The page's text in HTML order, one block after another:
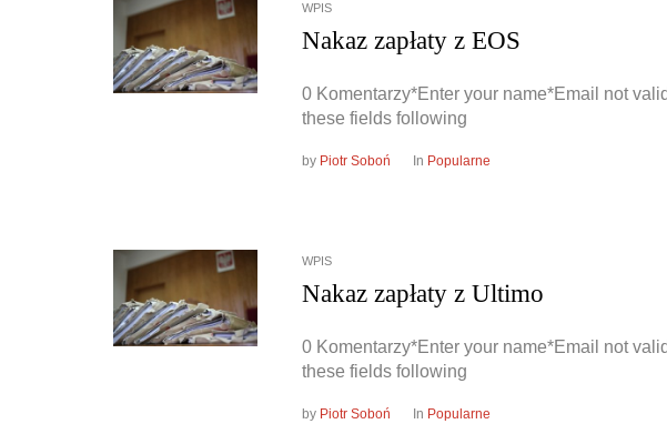
WPIS
Nakaz zapłaty z EOS
0 Komentarzy*Enter your name*Email not
these fields following
by Piotr Soboń In Popularne
WPIS
Nakaz zapłaty z Ultimo
0 Komentarzy*Enter your name*Email not
these fields following
by Piotr Soboń In Popularne